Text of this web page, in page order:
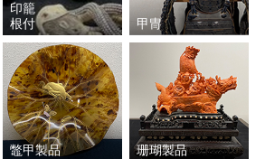
印籠
根付
甲冑
鼈甲製品 珊瑚製品